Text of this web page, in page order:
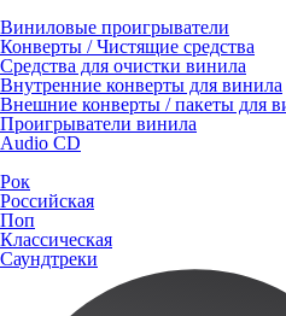
Виниловые проигрыватели
Конверты / Чистящие средства
Средства для очистки винила
Внутренние конверты для винила
Внешние конверты / пакеты для
Проигрыватели винила
Audio CD
Рок
Российская
Поп
Классическая
Саундтреки